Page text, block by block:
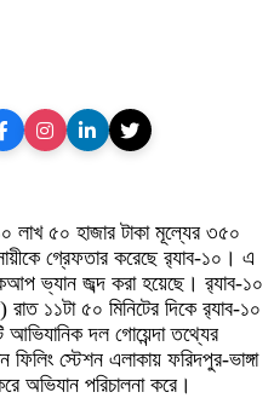
লাখ ৫০ হাজার টাকা মূল্যের ৩৫০
গ্রেফতার করেছে র‌্যাব-১০। এ
ভ্যান জব্দ করা হয়েছে। র‌্যাব-১০
১১টা ৫০ মিনিটের দিকে র‌্যাব-১০
দল গোয়েন্দা তথ্যের
ফিলিং স্টেশন এলাকায় ফরিদপুর-ভাঙ্গা
অভিযান পরিচালনা করে।